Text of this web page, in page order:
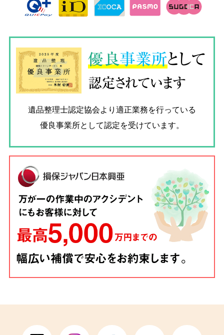
優良事業所として
認定されています
遺品整理士認定協会より適正業務を行っている
優良事業所として認定を受けています。